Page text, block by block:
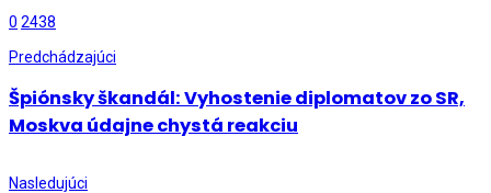
0 2438
Predchádzajúci
Špiónsky škandál: Vyhostenie diplomatov zo SR,
Moskva údajne chystá reakciu
Nasledujúci